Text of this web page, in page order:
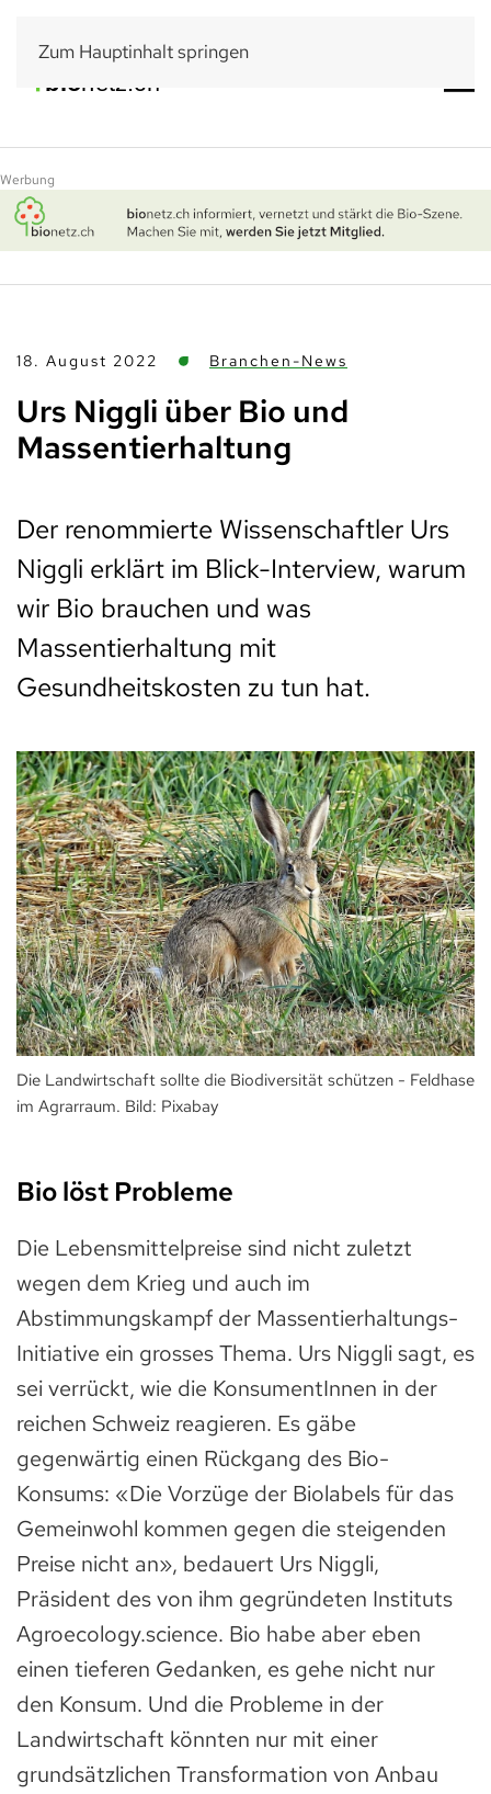
Zum Hauptinhalt springen
Werbung
18. August 2022 Branchen-News
Urs Niggli über Bio und
Massentierhaltung
Der renommierte Wissenschaftler Urs
Niggli erklärt im Blick-Interview, warum
wir Bio brauchen und was
Massentierhaltung mit
Gesundheitskosten zu tun hat.
Die Landwirtschaft sollte die Biodiversität schützen - Feldhase
im Agrarraum. Bild: Pixabay
Bio löst Probleme
Die Lebensmittelpreise sind nicht zuletzt
wegen dem Krieg und auch im
Abstimmungskampf der Massentierhaltungs-
Initiative ein grosses Thema. Urs Niggli sagt, es
sei verrückt, wie die KonsumentInnen in der
reichen Schweiz reagieren. Es gäbe
gegenwärtig einen Rückgang des Bio-
Konsums: «Die Vorzüge der Biolabels für das
Gemeinwohl kommen gegen die steigenden
Preise nicht an», bedauert Urs Niggli,
Präsident des von ihm gegründeten Instituts
Agroecology.science. Bio habe aber eben
einen tieferen Gedanken, es gehe nicht nur
den Konsum. Und die Probleme in der
Landwirtschaft könnten nur mit einer
grundsätzlichen Transformation von Anbau